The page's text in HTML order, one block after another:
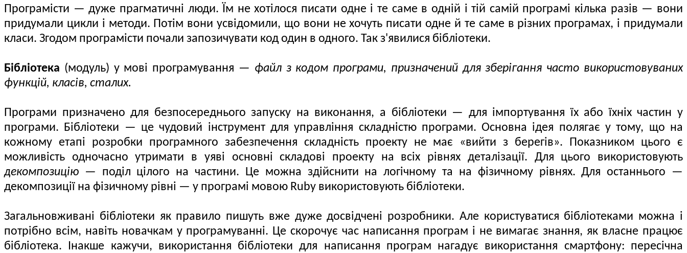
Програмісти — дуже прагматичні люди. Їм не хотілося писати одне і те саме в одній і тій самій програмі кілька разів — вони
придумали цикли і методи. Потім вони усвідомили, що вони не хочуть писати одне й те саме в різних програмах, і придумали
класи. Згодом програмісти почали запозичувати код один в одного. Так з'явилися бібліотеки.
Бібліотека (модуль) у мові програмування — файл з кодом програми, призначений для зберігання часто використовуваних
функцій, класів, сталих.
Програми призначено для безпосереднього запуску на виконання, а бібліотеки — для імпортування їх або їхніх частин у
програми. Бібліотеки — це чудовий інструмент для управління складністю програми. Основна ідея полягає у тому, що на
кожному етапі розробки програмного забезпечення складність проекту не має «вийти з берегів». Показником цього є
можливість одночасно утримати в уяві основні складові проекту на всіх рівнях деталізації. Для цього використовують
декомпозицію — поділ цілого на частини. Це можна здійснити на логічному та на фізичному рівнях. Для останнього —
декомпозиції на фізичному рівні — у програмі мовою Ruby використовують бібліотеки.
Загальновживані бібліотеки як правило пишуть вже дуже досвідчені розробники. Але користуватися бібліотеками можна і
потрібно всім, навіть новачкам у програмуванні. Це скорочує час написання програм і не вимагає знання, як власне працює
бібліотека. Інакше кажучи, використання бібліотеки для написання програм нагадує використання смартфону: пересічна